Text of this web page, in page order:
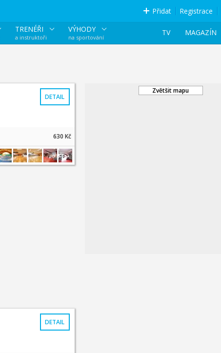
Přidat Registrace
TRENÉŘI
a instruktoři
VÝHODY
na sportování
MAGAZÍN
TV
DETAIL
630 Kč
DETAIL
Zvětšit mapu